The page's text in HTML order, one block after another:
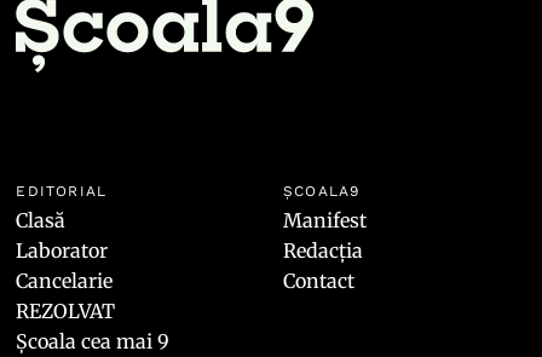
EDITORIAL
Clasă
Laborator
Cancelarie
REZOLVAT
Școala cea mai 9
ȘCOALA9
Manifest
Redacția
Contact